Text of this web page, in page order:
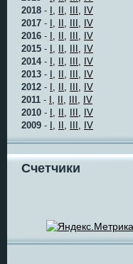
2018 - I, II, III, IV
2017 - I, II, III, IV
2016 - I, II, III, IV
2015 - I, II, III, IV
2014- I, II, III, IV
2013 - I, II, III, IV
2012 - I, II, III, IV
2011 - I, II, III, IV
2010 - I, II, III, IV
2009 - I, II, III, IV
Счетчики